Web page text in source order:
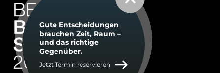
Gute Ent­schei­dun­gen
brau­chen Zeit, Raum –
und das rich­ti­ge
Ge­gen­über.
Jetzt Termin reservieren